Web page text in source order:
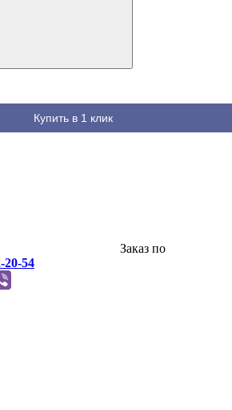
Купить в 1 клик
Заказ по
20-54